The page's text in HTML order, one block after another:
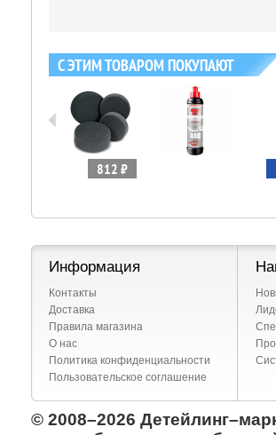
С ЭТИМ ТОВАРОМ ПОКУПАЮТ
812 ₽
Информация
Контакты
Доставка
Правила магазина
О нас
Политика конфиденциальности
Пользовательское соглашение
© 2008–2026